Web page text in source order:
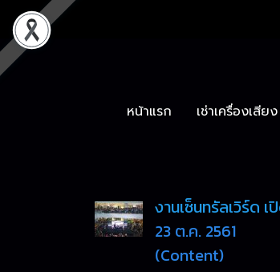
หน้าแรก เช่าเครื่องเสียง
งานเซ็นทรัลเวิร์ด
23 ต.ค. 2561
(Content)